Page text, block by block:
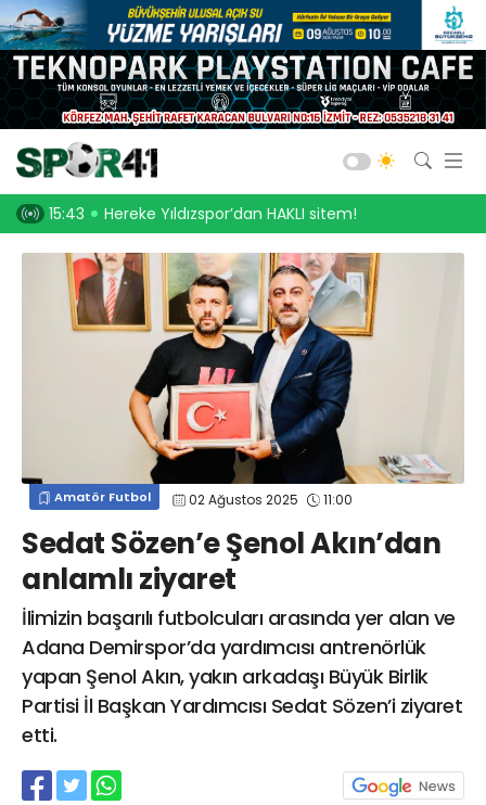
HAKLI sitem! 15:31 An itibari ile Kocaelispor’da gördüğüm tablo
Amatör Futbol 02 Ağustos 2025 11:00
Sedat Sözen’e Şenol Akın’dan
anlamlı ziyaret
İlimizin başarılı futbolcuları arasında yer alan ve
Adana Demirspor’da yardımcısı antrenörlük
yapan Şenol Akın, yakın arkadaşı Büyük Birlik
Partisi İl Başkan Yardımcısı Sedat Sözen’i ziyaret
etti.
Kocaelispor
Gölcük
Bld. Derince
Darıca GB.
Salon Sporları
Okul Sporları
Web TV Galeri Yazarlar
info@spor41.com